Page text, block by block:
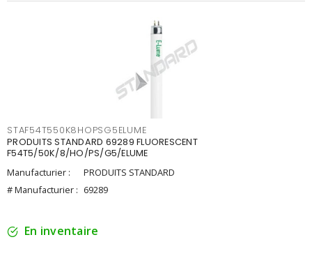
STAF54T550K8HOPSG5ELUME
PRODUITS STANDARD 69289 FLUORESCENT
F54T5/50K/8/HO/PS/G5/ELUME
Manufacturier :
PRODUITS STANDARD
# Manufacturier : 69289
En inventaire